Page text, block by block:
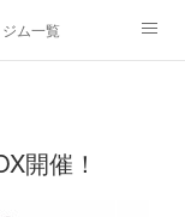
ジム一覧
開催！